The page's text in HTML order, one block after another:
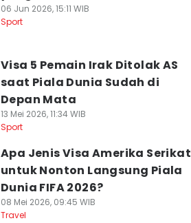
06 Jun 2026, 15:11 WIB
Sport
Visa 5 Pemain Irak Ditolak AS
saat Piala Dunia Sudah di
Depan Mata
13 Mei 2026, 11:34 WIB
Sport
Apa Jenis Visa Amerika Serikat
untuk Nonton Langsung Piala
Dunia FIFA 2026?
08 Mei 2026, 09:45 WIB
Travel